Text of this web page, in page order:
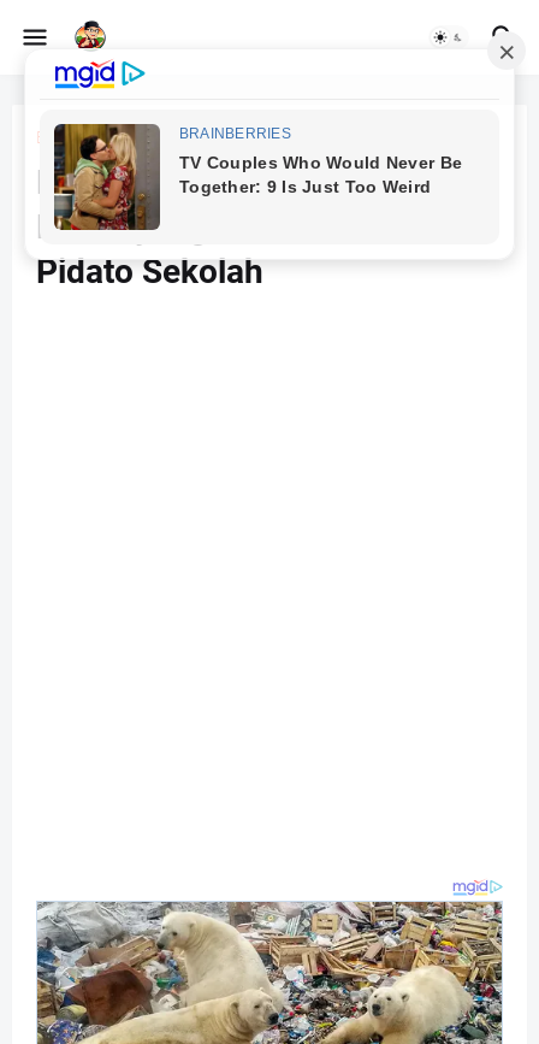
Beranda anak pintar
Kisah Inspiratif Gema: Anak
Pintar yang Jadi Juara Lomba
Pidato Sekolah